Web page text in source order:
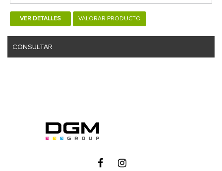
VER DETALLES VALORAR PRODUCTO
CONSULTAR